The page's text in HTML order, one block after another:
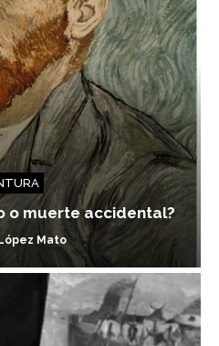
o muerte accidental?
Mato